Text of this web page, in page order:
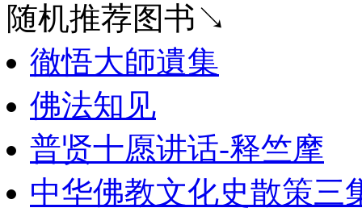
随机推荐图书↘
徹悟大師遺集
佛法知见
普贤十愿讲话-释竺摩
中华佛教文化史散策三